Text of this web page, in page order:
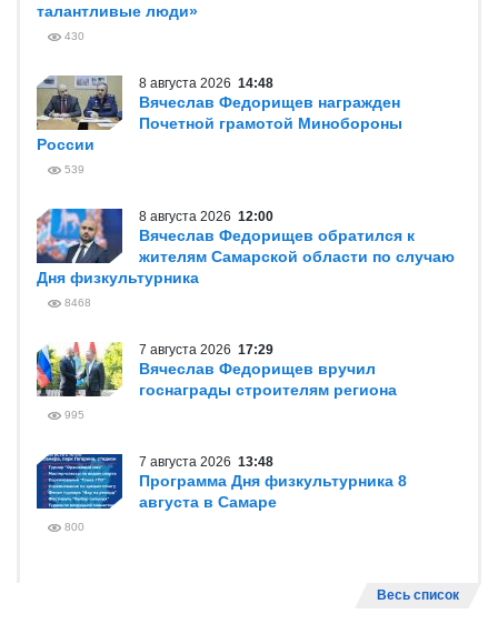
талантливые люди»
430
8 августа 2026 14:48
Вячеслав Федорищев награжден
Почетной грамотой Минобороны
России
539
8 августа 2026 12:00
Вячеслав Федорищев обратился к
жителям Самарской области по случаю
Дня физкультурника
8468
7 августа 2026 17:29
Вячеслав Федорищев вручил
госнаграды строителям региона
995
7 августа 2026 13:48
Программа Дня физкультурника 8
августа в Самаре
800
Весь список